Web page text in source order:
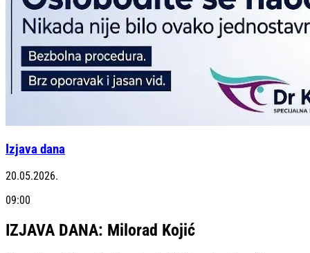
Izjava dana
20.05.2026.
09:00
IZJAVA DANA: Milorad Kojić